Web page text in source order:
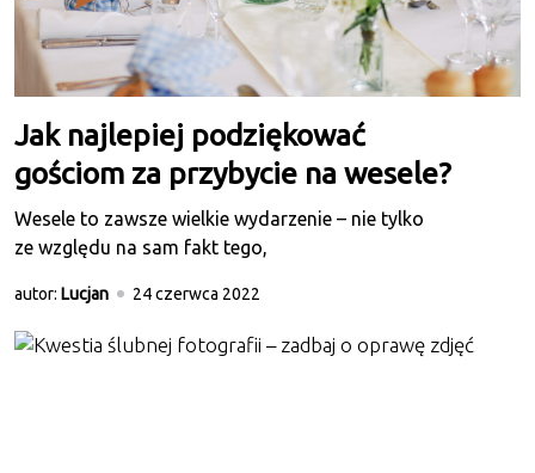
Jak najlepiej podziękować
gościom za przybycie na wesele?
Wesele to zawsze wielkie wydarzenie – nie tylko
ze względu na sam fakt tego,
autor: Lucjan 24 czerwca 2022